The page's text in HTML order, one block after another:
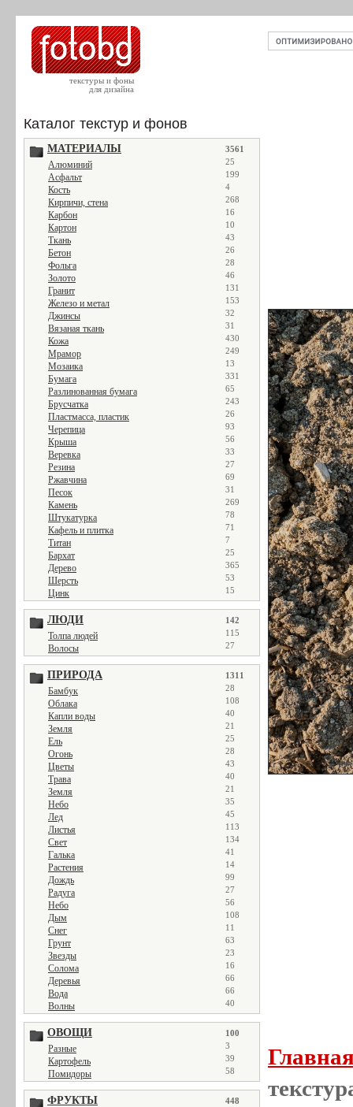
текстуры и фоны
для дизайна
Каталог текстур и фонов
МАТЕРИАЛЫ 3561
Алюминий 25
Асфальт 199
Кость 4
Кирпичи, стена 268
Карбон 16
Картон 10
Ткань 43
Бетон 26
Фольга 28
Золото 46
Гранит 131
Железо и метал 153
Джинсы 32
Вязаная ткань 31
Кожа 430
Мрамор 249
Мозаика 13
Бумага 331
Разлинованная бумага 65
Брусчатка 243
Пластмасса, пластик 26
Черепица 93
Крыша 56
Веревка 33
Резина 27
Ржавчина 69
Песок 31
Камень 269
Штукатурка 78
Кафель и плитка 71
Титан 7
Бархат 25
Дерево 365
Шерсть 53
Цинк 15
ЛЮДИ 142
Толпа людей 115
Волосы 27
ПРИРОДА 1311
Бамбук 28
Облака 108
Капли воды 40
Земля 21
Ель 25
Огонь 28
Цветы 43
Трава 40
Земля 21
Небо 35
Лед 45
Листья 113
Свет 134
Галька 41
Растения 14
Дождь 99
Радуга 27
Небо 56
Дым 108
Снег 11
Грунт 63
Звезды 23
Солома 16
Деревья 66
Вода 66
Волны 40
ОВОЩИ 100
Разные 3
Картофель 39
Помидоры 58
ФРУКТЫ 448